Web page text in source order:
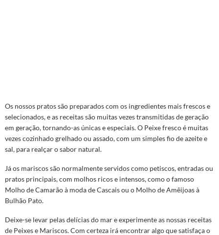
Os nossos pratos são preparados com os ingredientes mais frescos e
selecionados, e as receitas são muitas vezes transmitidas de geração
em geração, tornando-as únicas e especiais. O Peixe fresco é muitas
vezes cozinhado grelhado ou assado, com um simples fio de azeite e
sal, para realçar o sabor natural.
Já os mariscos são normalmente servidos como petiscos, entradas ou
pratos principais, com molhos ricos e intensos, como o famoso
Molho de Camarão à moda de Cascais ou o Molho de Amêijoas à
Bulhão Pato.
Deixe-se levar pelas delícias do mar e experimente as nossas receitas
de Peixes e Mariscos. Com certeza irá encontrar algo que satisfaça o